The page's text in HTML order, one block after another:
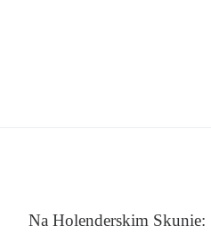
Na Holenderskim Skunie: